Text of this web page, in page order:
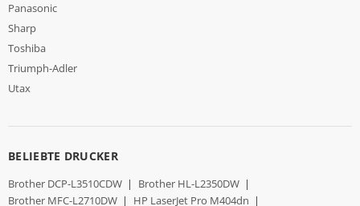
Panasonic
Sharp
Toshiba
Triumph-Adler
Utax
BELIEBTE DRUCKER
Brother DCP-L3510CDW | Brother HL-L2350DW |
Brother MFC-L2710DW | HP LaserJet Pro M404dn |